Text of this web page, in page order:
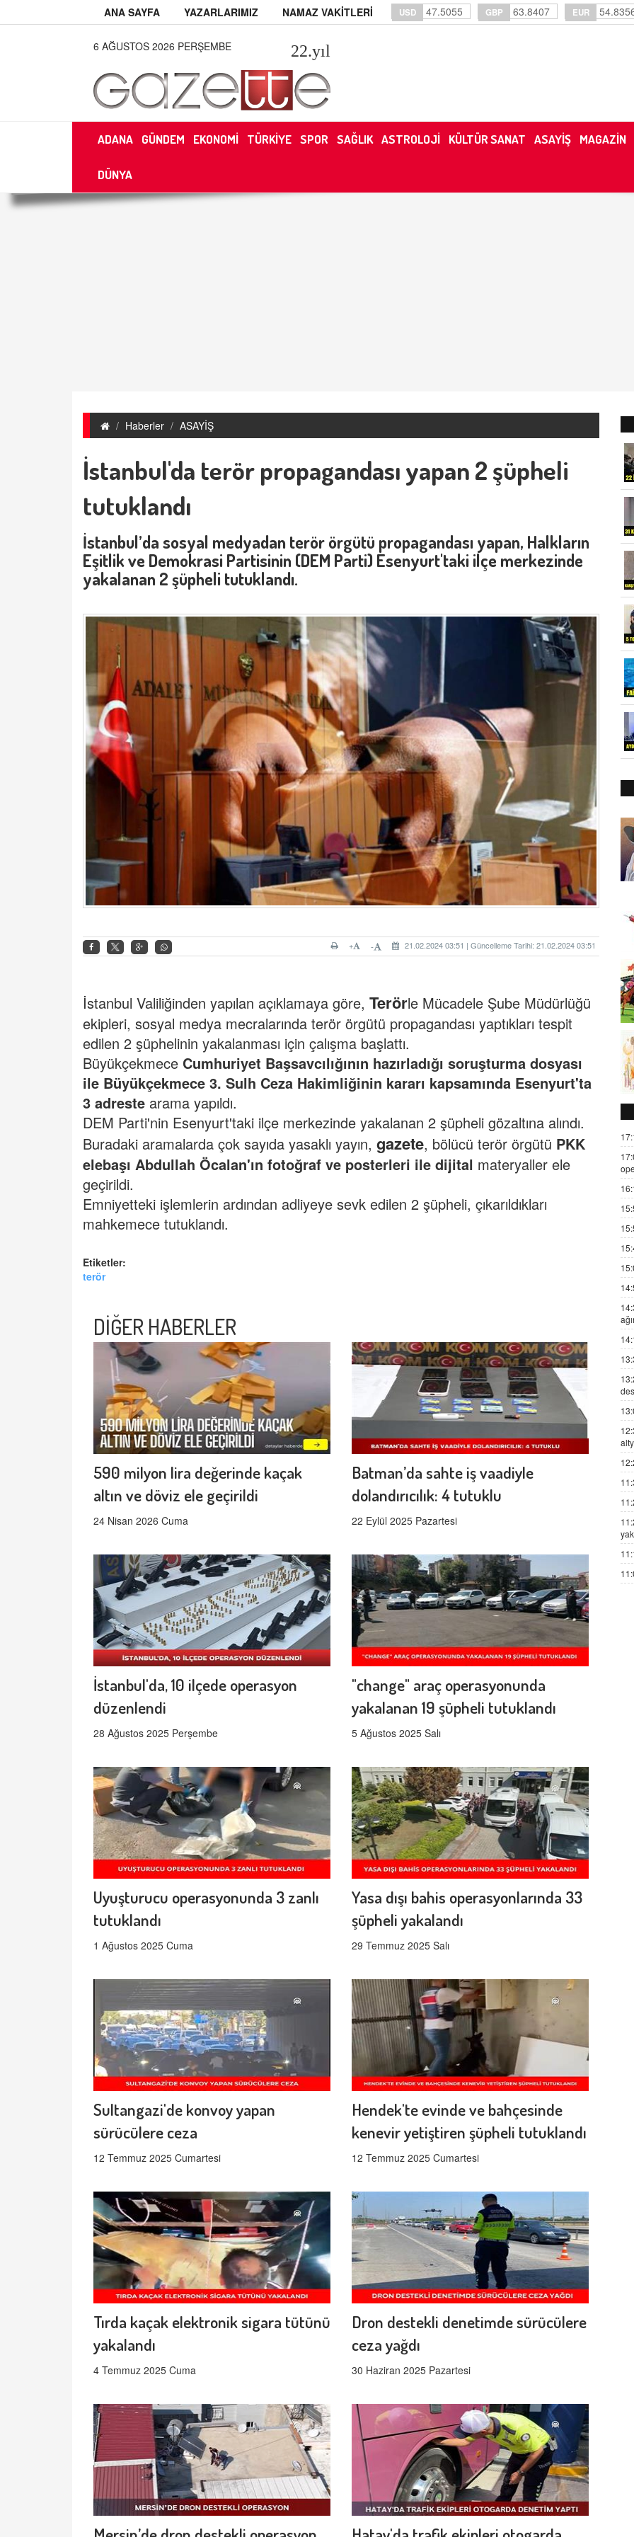
ANA SAYFA YAZARLARIMIZ NAMAZ VAKİTLERİ USD 47.5055 GBP 63.8407 EUR
6 AĞUSTOS 2026 PERŞEMBE 22.yıl
ADANA GÜNDEM EKONOMİ TÜRKİYE SPOR SAĞLIK ASTROLOJİ KÜLTÜR SANAT ASAYİŞ MAGAZİN
DÜNYA
Haberler ASAYİŞ
İstanbul'da terör propagandası yapan 2 şüpheli
tutuklandı
İstanbul’da sosyal medyadan terör örgütü propagandası yapan, Halkların
Eşitlik ve Demokrasi Partisinin (DEM Parti) Esenyurt'taki ilçe merkezinde
yakalanan 2 şüpheli tutuklandı.
21.02.2024 03:51 | Güncelleme Tarihi: 21.02.2024 03:51
-
+
İstanbul Valiliğinden yapılan açıklamaya göre, Terörle Mücadele Şube Müdürlüğü
ekipleri, sosyal medya mecralarında terör örgütü propagandası yaptıkları tespit
edilen 2 şüphelinin yakalanması için çalışma başlattı.
Büyükçekmece Cumhuriyet Başsavcılığının hazırladığı soruşturma dosyası
ile Büyükçekmece 3. Sulh Ceza Hakimliğinin kararı kapsamında Esenyurt'ta
3 adreste arama yapıldı.
DEM Parti'nin Esenyurt'taki ilçe merkezinde yakalanan 2 şüpheli gözaltına alındı.
Buradaki aramalarda çok sayıda yasaklı yayın, gazete, bölücü terör örgütü PKK
elebaşı Abdullah Öcalan'ın fotoğraf ve posterleri ile dijital materyaller ele
geçirildi.
Emniyetteki işlemlerin ardından adliyeye sevk edilen 2 şüpheli, çıkarıldıkları
mahkemece tutuklandı.
Etiketler:
terör
DİĞER HABERLER
590 milyon lira değerinde kaçak
altın ve döviz ele geçirildi
24 Nisan 2026 Cuma
Batman’da sahte iş vaadiyle
dolandırıcılık: 4 tutuklu
22 Eylül 2025 Pazartesi
İstanbul'da, 10 ilçede operasyon
düzenlendi
28 Ağustos 2025 Perşembe
"change" araç operasyonunda
yakalanan 19 şüpheli tutuklandı
5 Ağustos 2025 Salı
Uyuşturucu operasyonunda 3 zanlı
tutuklandı
1 Ağustos 2025 Cuma
Yasa dışı bahis operasyonlarında 33
şüpheli yakalandı
29 Temmuz 2025 Salı
Sultangazi'de konvoy yapan
sürücülere ceza
12 Temmuz 2025 Cumartesi
Hendek'te evinde ve bahçesinde
kenevir yetiştiren şüpheli tutuklandı
12 Temmuz 2025 Cumartesi
Tırda kaçak elektronik sigara tütünü
yakalandı
4 Temmuz 2025 Cuma
Dron destekli denetimde sürücülere
ceza yağdı
30 Haziran 2025 Pazartesi